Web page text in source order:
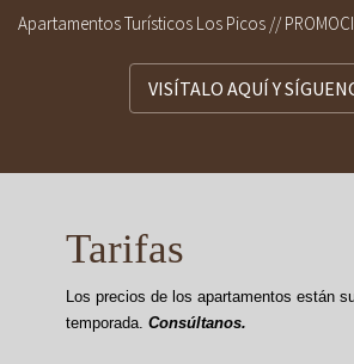
Apartamentos Turísticos Los Picos //
VISÍTALO AQUÍ Y
Tarifas
Los precios de los apartamentos están
temporada. Consúltanos.